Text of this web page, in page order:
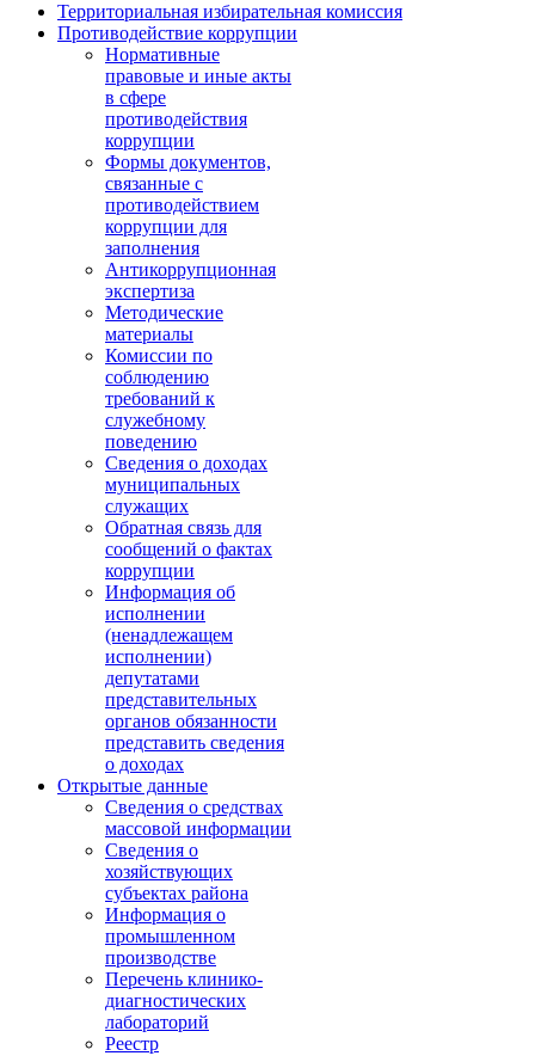
Территориальная избирательная комиссия
Противодействие коррупции
Нормативные
правовые и иные акты
в сфере
противодействия
коррупции
Формы документов,
связанные с
противодействием
коррупции для
заполнения
Антикоррупционная
экспертиза
Методические
материалы
Комиссии по
соблюдению
требований к
служебному
поведению
Сведения о доходах
муниципальных
служащих
Обратная связь для
сообщений о фактах
коррупции
Информация об
исполнении
(ненадлежащем
исполнении)
депутатами
представительных
органов обязанности
представить сведения
о доходах
Открытые данные
Сведения о средствах
массовой информации
Сведения о
хозяйствующих
субъектах района
Информация о
промышленном
производстве
Перечень клинико-
диагностических
лабораторий
Реестр